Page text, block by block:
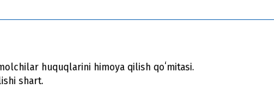
huquqlarini himoya qilish qoʻmitasi.
shart.